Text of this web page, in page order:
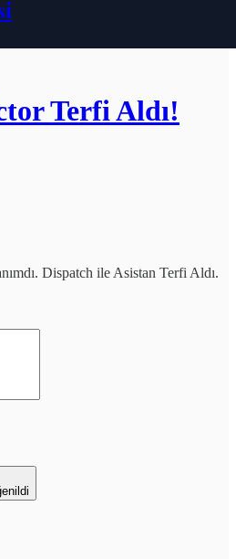
Terfi Aldı!
Dispatch ile Asistan Terfi Aldı.